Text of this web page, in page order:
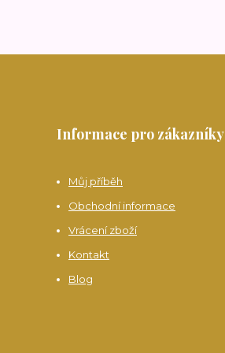
Informace pro zákazníky
Můj příběh
Obchodní informace
Vrácení zboží
Kontakt
Blog